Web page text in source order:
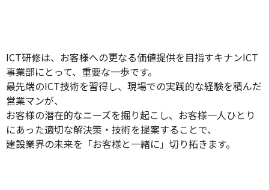
ICT研修は、お客様への更なる価値提供を目指すキナンICT
事業部にとって、重要な一歩です。
最先端のICT技術を習得し、現場での実践的な経験を積んだ
営業マンが、
お客様の潜在的なニーズを掘り起こし、お客様一人ひとり
にあった適切な解決策・技術を提案することで、
建設業界の未来を「お客様と一緒に」切り拓きます。